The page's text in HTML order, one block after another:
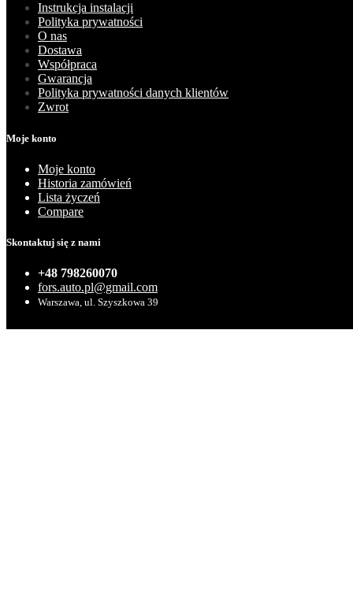
Instrukcja instalacji
Polityka prywatności
O nas
Dostawa
Współpraca
Gwarancja
Polityka prywatności danych klientów
Zwrot
Moje konto
Moje konto
Historia zamówień
Lista życzeń
Compare
Skontaktuj się z nami
+48 798260070
fors.auto.pl@gmail.com
Warszawa, ul. Szyszkowa 39